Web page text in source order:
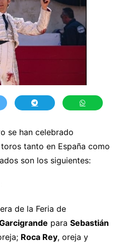
se han celebrado
tanto en España como
son los siguientes:
de la Feria de
para Sebastián
Roca Rey, oreja y